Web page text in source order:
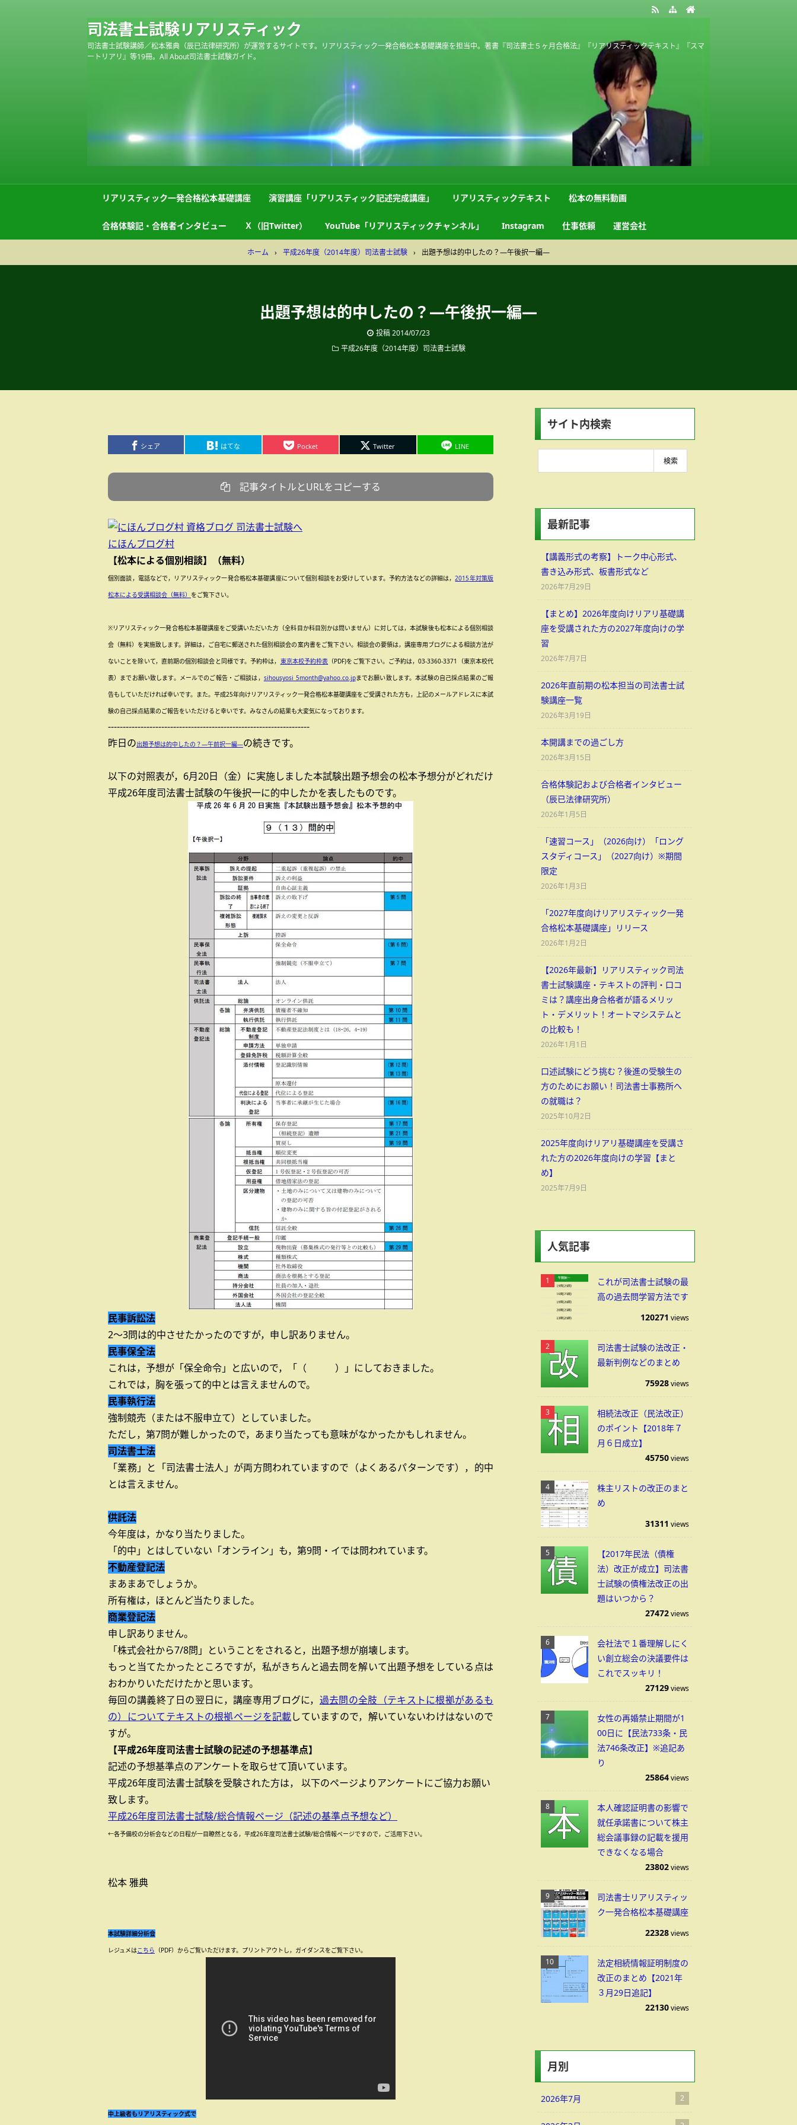
司法書士試験リアリスティック
司法書士試験講師／松本雅典（辰已法律研究所）が運営するサイトです。リアリスティック一発合格松本基礎講座を担当中。著書『司法書士５ヶ月合格法』『リアリスティックテキスト』『スマ
ートリアリ』等19冊。All About司法書士試験ガイド。
リアリスティック一発合格松本基礎講座 演習講座「リアリスティック記述完成講座」 リアリスティックテキスト 松本の無料動画
合格体験記・合格者インタビュー Ｘ（旧Twitter） YouTube「リアリスティックチャンネル」 Instagram 仕事依頼 運営会社
ホーム › 平成26年度（2014年度）司法書士試験 › 出題予想は的中したの？―午後択一編―
出題予想は的中したの？―午後択一編―
投稿2014/07/23
平成26年度（2014年度）司法書士試験
シェア はてな Pocket Twitter LINE
記事タイトルとURLをコピーする
にほんブログ村
【松本による個別相談】（無料）
個別面談，電話などで，リアリスティック一発合格松本基礎講座について個別相談をお受けしています。予約方法などの詳細は，2015年対策版
松本による受講相談会（無料） をご覧下さい。
※リアリスティック一発合格松本基礎講座をご受講いただいた方（全科目か科目別かは問いません）に対しては，本試験後も松本による個別相談
会（無料）を実施致します。詳細は，ご自宅に郵送された個別相談会の案内書をご覧下さい。相談会の要領は，講座専用ブログによる相談方法が
ないことを除いて，直前期の個別相談会と同様です。予約枠は， 東京本校予約枠表 （PDF)をご覧下さい。ご予約は，03-3360-3371（東京本校代
表）までお願い致します。メールでのご報告・ご相談は， sihousyosi_5month@yahoo.co.jpまでお願い致します。本試験の自己採点結果のご報
告もしていただければ幸いです。また。 平成25年向けリアリスティック一発合格松本基礎講座をご受講された方も，上記のメールアドレスに本試
験の自己採点結果のご報告をいただけると幸いです。みなさんの結果も大変気になっております。
--------------------------------------------------------------------
昨日の出題予想は的中したの？―午前択一編―の続きです。
以下の対照表が，6月20日（金）に実施しました本試験出題予想会の松本予想分がどれだけ
平成26年度司法書士試験の午後択一に的中したかを表したものです。
民事訴訟法
2～3問は的中させたかったのですが，申し訳ありません。
民事保全法
これは，予想が「保全命令」と広いので，「（ ）」にしておきました。
これでは，胸を張って的中とは言えませんので。
民事執行法
強制競売（または不服申立て）としていました。
ただし，第7問が難しかったので，あまり当たっても意味がなかったかもしれません。
司法書士法
「業務」と「司法書士法人」が両方問われていますので（よくあるパターンです），的中
とは言えません。
供託法
今年度は，かなり当たりました。
「的中」とはしていない「オンライン」も，第9問・イでは問われています。
不動産登記法
まあまあでしょうか。
所有権は，ほとんど当たりました。
商業登記法
申し訳ありません。
「株式会社から7/8問」ということをされると，出題予想が崩壊します。
もっと当てたかったところですが，私がきちんと過去問を解いて出題予想をしている点は
おわかりいただけたかと思います。
毎回の講義終了日の翌日に，講座専用ブログに， 過去問の全肢（テキストに根拠があるも
の）についてテキストの根拠ページを記載していますので，解いていないわけはないので
すが。
【平成26年度司法書士試験の記述の予想基準点】
記述の予想基準点のアンケートを取らせて頂いています。
平成26年度司法書士試験を受験された方は， 以下のページよりアンケートにご協力お願い
致します。
平成26年度司法書士試験/総合情報ページ（記述の基準点予想など）
←各予備校の分析会などの日程が一目瞭然となる，平成26年度司法書士試験/総合情報ページですので，ご活用下さい。
松本 雅典
本試験詳細分析会
レジュメはこちら （PDF）からご覧いただけます。プリントアウトし，ガイダンスをご覧下さい。
中上級者もリアリスティック式で
サイト内検索
最新記事
【講義形式の考察】トーク中心形式、
書き込み形式、板書形式など
2026年7月29日
【まとめ】2026年度向けリアリ基礎講
座を受講された方の2027年度向けの学
習
2026年7月7日
2026年直前期の松本担当の司法書士試
験講座一覧
2026年3月19日
本開講までの過ごし方
2026年3月15日
合格体験記および合格者インタビュー
（辰已法律研究所）
2026年1月5日
「速習コース」（2026向け）「ロング
スタディコース」（2027向け）※期間
限定
2026年1月3日
「2027年度向けリアリスティック一発
合格松本基礎講座」リリース
2026年1月2日
【2026年最新】リアリスティック司法
書士試験講座・テキストの評判・口コ
ミは？講座出身合格者が語るメリッ
ト・デメリット！オートマシステムと
の比較も！
2026年1月1日
口述試験にどう挑む？後進の受験生の
方のためにお願い！司法書士事務所へ
の就職は？
2025年10月2日
2025年度向けリアリ基礎講座を受講さ
れた方の2026年度向けの学習【まと
め】
2025年7月9日
人気記事
これが司法書士試験の最
高の過去問学習方法です
120271 views
司法書士試験の法改正・
最新判例などのまとめ
75928views
相続法改正（民法改正）
のポイント【2018年７
月６日成立】
45750views
株主リストの改正のまと
め
31311 views
【2017年民法（債権
法）改正が成立】司法書
士試験の債権法改正の出
題はいつから？
27472views
会社法で１番理解しにく
い創立総会の決議要件は
これでスッキリ！
27129views
女性の再婚禁止期間が1
00日に【民法733条・民
法746条改正】※追記あ
り
25864views
本人確認証明書の影響で
就任承諾書について株主
総会議事録の記載を援用
できなくなる場合
23802views
司法書士リアリスティッ
ク一発合格松本基礎講座
22328views
法定相続情報証明制度の
改正のまとめ【2021年
３月29日追記】
22130views
月別
2026年7月 2